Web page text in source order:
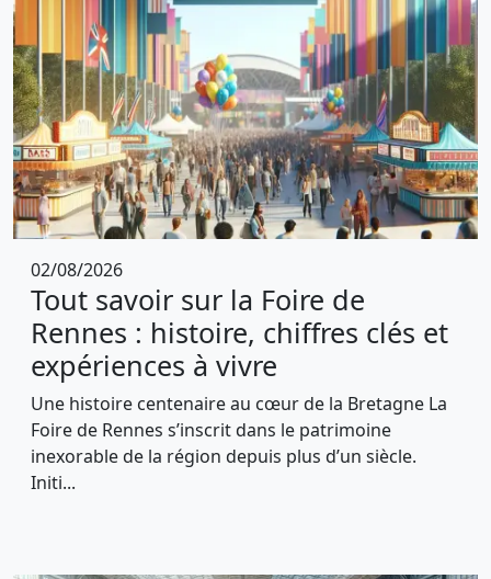
02/08/2026
Tout savoir sur la Foire de
Rennes : histoire, chiffres clés et
expériences à vivre
Une histoire centenaire au cœur de la Bretagne La
Foire de Rennes s’inscrit dans le patrimoine
inexorable de la région depuis plus d’un siècle.
Initi...